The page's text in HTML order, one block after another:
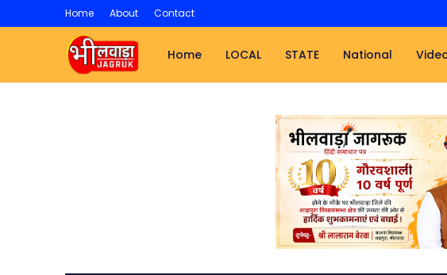
Home About Contact
Home LOCAL STATE National